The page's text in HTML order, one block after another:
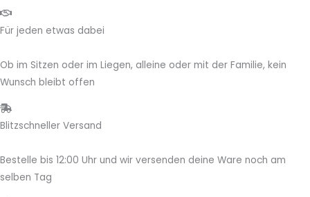
Für jeden etwas dabei
Ob im Sitzen oder im Liegen, alleine oder mit der Familie, kein
Wunsch bleibt offen
Blitzschneller Versand
Bestelle bis 12:00 Uhr und wir versenden deine Ware noch am
selben Tag